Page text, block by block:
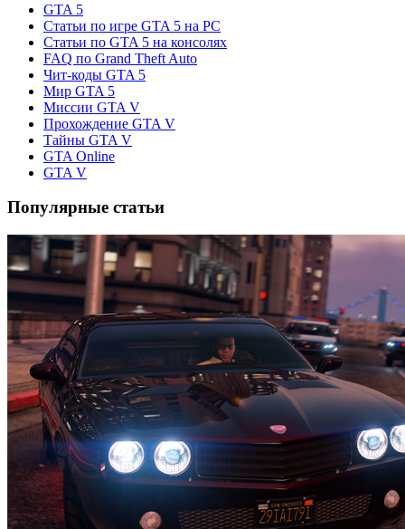
GTA 5
Статьи по игре GTA 5 на PC
Статьи по GTA 5 на консолях
FAQ по Grand Theft Auto
Чит-коды GTA 5
Мир GTA 5
Миссии GTA V
Прохождение GTA V
Тайны GTA V
GTA Online
GTA V
Популярные статьи